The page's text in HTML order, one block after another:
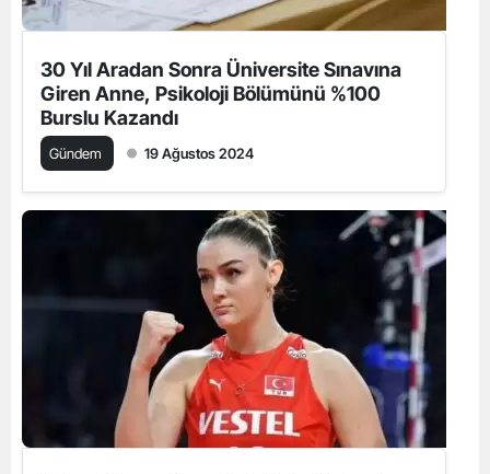
30 Yıl Aradan Sonra Üniversite Sınavına
Giren Anne, Psikoloji Bölümünü %100
Burslu Kazandı
Gündem 19 Ağustos 2024